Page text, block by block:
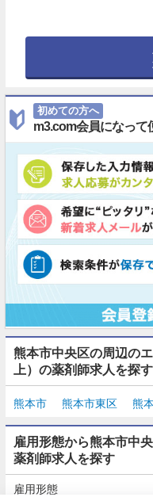
初めての方へ
m3.com会員になって
熊本市中央区の周辺の
上）の薬剤師求人を探す
熊本市 熊本市東区 熊
雇用形態から熊本市中
薬剤師求人を探す
雇用形態